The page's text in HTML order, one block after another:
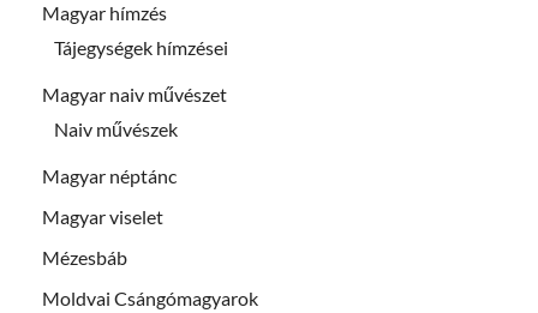
Magyar hímzés
Tájegységek hímzései
Magyar naiv művészet
Naiv művészek
Magyar néptánc
Magyar viselet
Mézesbáb
Moldvai Csángómagyarok